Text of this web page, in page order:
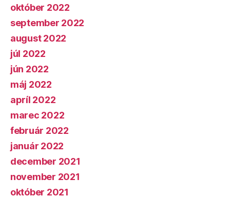
október 2022
september 2022
august 2022
júl 2022
jún 2022
máj 2022
apríl 2022
marec 2022
február 2022
január 2022
december 2021
november 2021
október 2021